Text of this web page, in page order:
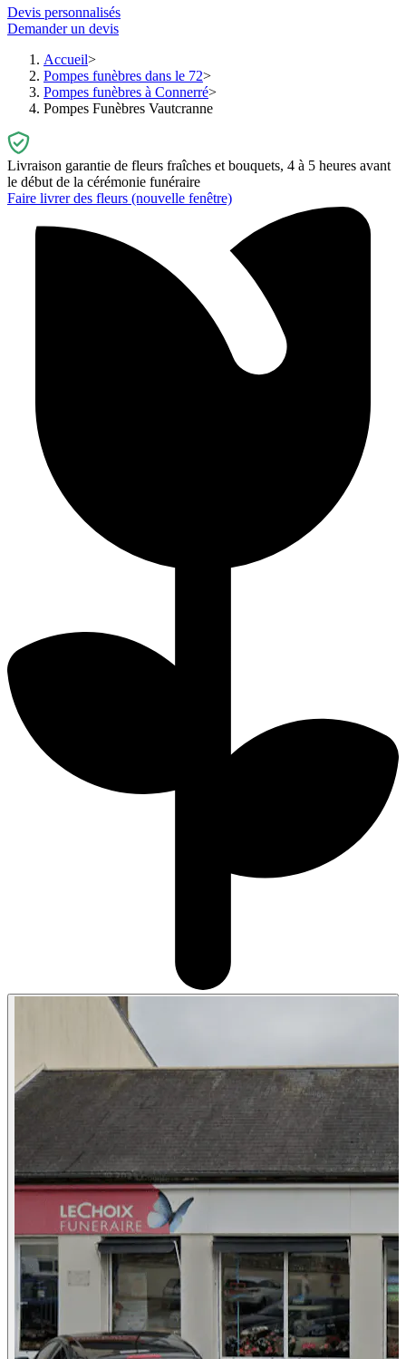
Devis personnalisés
Demander un devis
Accueil
Pompes funèbres dans le 72
Pompes funèbres à Connerré
Pompes Funèbres Vautcranne
Livraison garantie de fleurs fraîches et bouquets, 4 à 5 heures avant
le début de la cérémonie funéraire
Faire livrer des fleurs (nouvelle fenêtre)